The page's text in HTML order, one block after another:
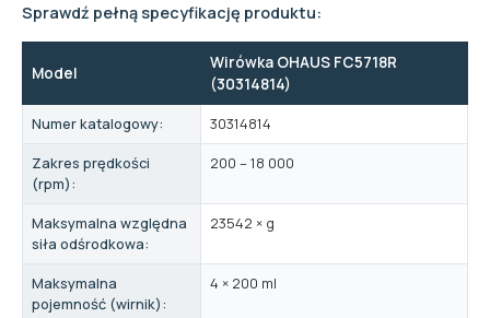
Sprawdź pełną specyfikację produktu:
Model
Wirówka OHAUS FC5718R
(30314814)
Numer katalogowy:
30314814
Zakres prędkości
(rpm):
200 – 18 000
Maksymalna względna
siła odśrodkowa:
23542 × g
Maksymalna
pojemność (wirnik):
4 × 200 ml